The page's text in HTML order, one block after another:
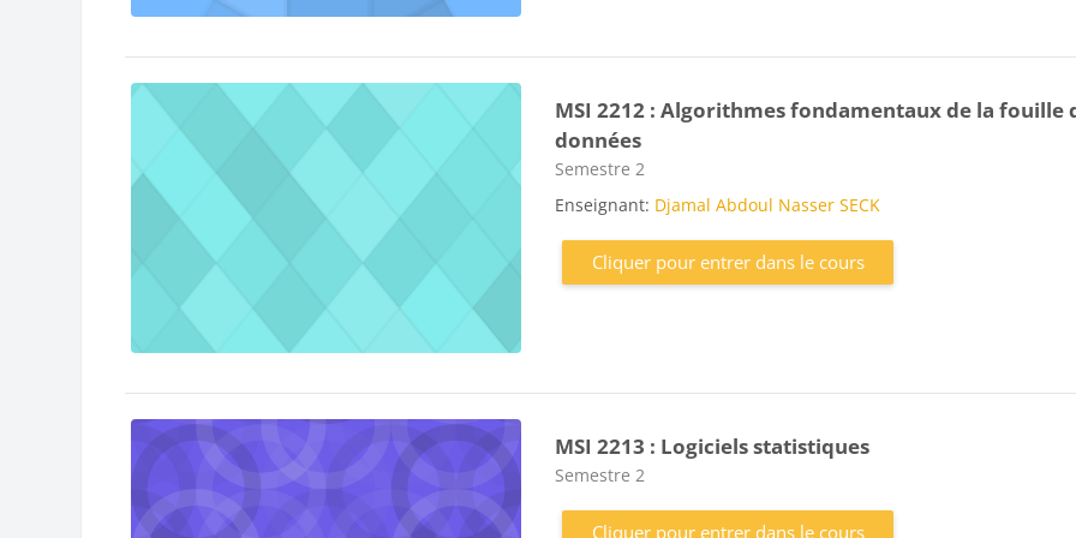
MSI 2212 : Algorithmes fondamentaux de la fouille
données
Catégorie de cours
Semestre 2
Enseignant: Djamal Abdoul Nasser SECK
Cliquer pour entrer dans le cours
MSI 2213 : Logiciels statistiques
Catégorie de cours
Semestre 2
Cliquer pour entrer dans le cours